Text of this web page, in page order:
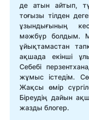
де атын айтып,
тоғызы тілден
ұзындығының
мәжбүр болдым.
ұйықтамастан
ақшада екінші
Себебі
жұмыс істедім.
Жақсы өмір
Біреудің дайын
жазды блогер.